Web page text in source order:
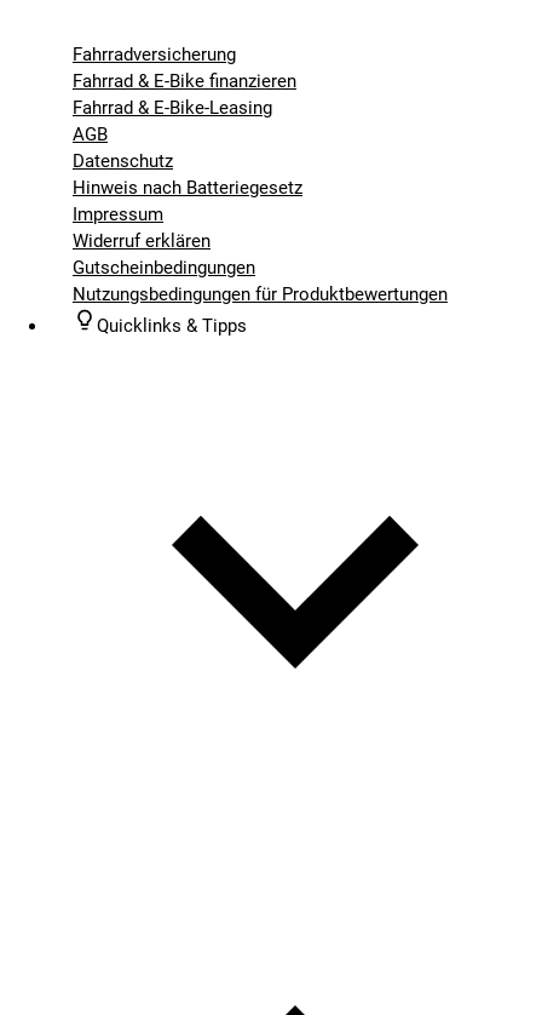
Fahrradversicherung
Fahrrad & E-Bike finanzieren
Fahrrad & E-Bike-Leasing
AGB
Datenschutz
Hinweis nach Batteriegesetz
Impressum
Widerruf erklären
Gutscheinbedingungen
Nutzungsbedingungen für Produktbewertungen
Quicklinks & Tipps